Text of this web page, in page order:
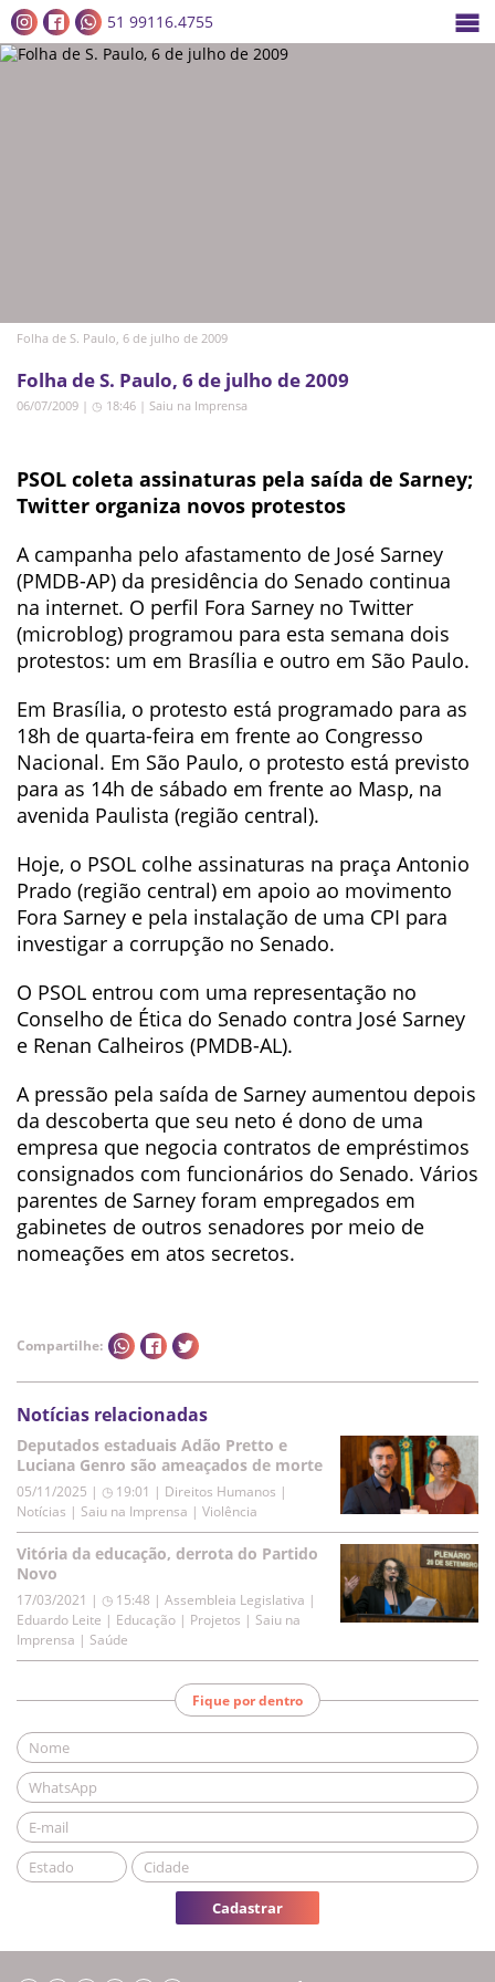
51 99116.4755
Folha de S. Paulo, 6 de julho de 2009
Folha de S. Paulo, 6 de julho de 2009
06/07/2009 | ◷ 18:46 | Saiu na Imprensa
PSOL coleta assinaturas pela saída de Sarney;
Twitter organiza novos protestos
A campanha pelo afastamento de José Sarney
(PMDB-AP) da presidência do Senado continua
na internet. O perfil Fora Sarney no Twitter
(microblog) programou para esta semana dois
protestos: um em Brasília e outro em São Paulo.
Em Brasília, o protesto está programado para as
18h de quarta-feira em frente ao Congresso
Nacional. Em São Paulo, o protesto está previsto
para as 14h de sábado em frente ao Masp, na
avenida Paulista (região central).
Hoje, o PSOL colhe assinaturas na praça Antonio
Prado (região central) em apoio ao movimento
Fora Sarney e pela instalação de uma CPI para
investigar a corrupção no Senado.
O PSOL entrou com uma representação no
Conselho de Ética do Senado contra José Sarney
e Renan Calheiros (PMDB-AL).
A pressão pela saída de Sarney aumentou depois
da descoberta que seu neto é dono de uma
empresa que negocia contratos de empréstimos
consignados com funcionários do Senado. Vários
parentes de Sarney foram empregados em
gabinetes de outros senadores por meio de
nomeações em atos secretos.
Compartilhe:
Notícias relacionadas
Deputados estaduais Adão Pretto e
Luciana Genro são ameaçados de morte
05/11/2025 | ◷ 19:01 | Direitos Humanos |
Notícias | Saiu na Imprensa | Violência
Vitória da educação, derrota do Partido
Novo
17/03/2021 | ◷ 15:48 | Assembleia Legislativa |
Eduardo Leite | Educação | Projetos | Saiu na
Imprensa | Saúde
Fique por dentro
Cadastrar